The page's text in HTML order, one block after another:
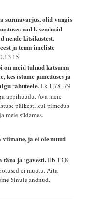
surmavarjus, olid vangis
nad kisendasid
nende kitsikustest.
ja tema imeliste
on meid tulnud katsuma
kes istume pimeduses ja
rahuteele.Lk 1,78–79
appihüüdu. Ava meie
päikest, kui pimedus
meie südames.
viimane, ja ei ole muud
täna ja igavesti.Hb 13,8
ei muutu. Aita
Sinule andnud.